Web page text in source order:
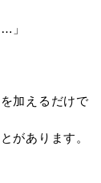
」
加えるだけで
があります。